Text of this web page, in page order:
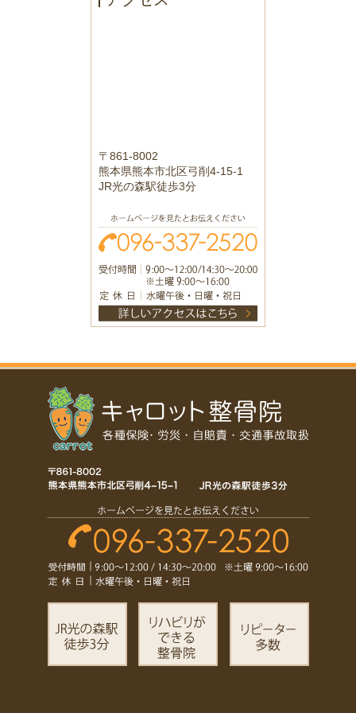
〒861-8002
熊本県熊本市北区弓削4-15-1
JR光の森駅徒歩3分